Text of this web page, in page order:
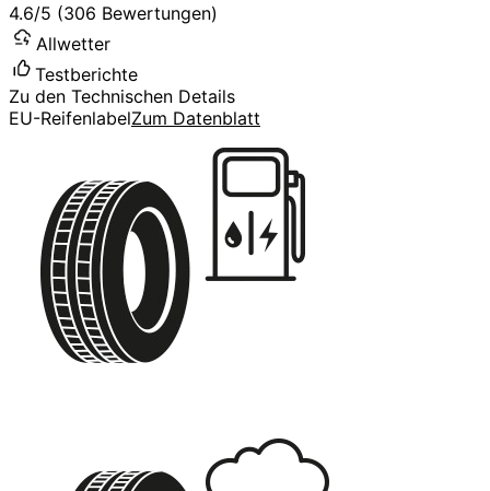
4.6/5 (306 Bewertungen)
Allwetter
Testberichte
Zu den Technischen Details
EU-ReifenlabelZum Datenblatt